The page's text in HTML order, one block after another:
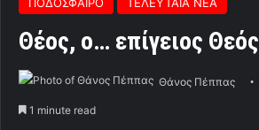
Θέος, ο… επίγειος Θεός
Θάνος Πέππας
1 minute read